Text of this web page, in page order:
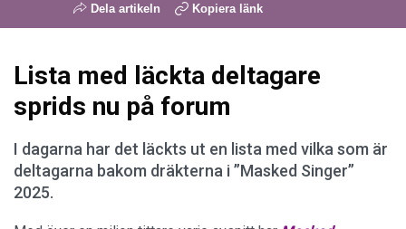
Dela artikeln Kopiera länk
Lista med läckta deltagare
sprids nu på forum
I dagarna har det läckts ut en lista med vilka som är
deltagarna bakom dräkterna i ”Masked Singer”
2025.